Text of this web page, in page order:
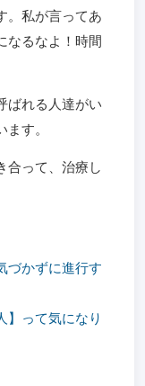
。私が言ってあ
なるなよ！時間
ばれる人達がい
す。
合って、治療し
づかずに進行す
】って気になり